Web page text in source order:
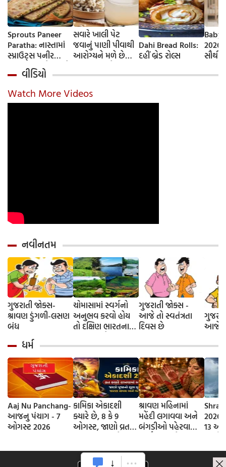
Sprouts Paneer
Paratha: નાસ્તામાં
સ્પ્રાઉટ્સ પનીર
પરાઠા બનાવો, તમને
પ્રોટીનનો ડબલ ડોઝ
મળશે
સવારે ખાલી પેટ
જવાનું પાણી પીવાથી
આરોગ્યને મળે છે
જાણીએ તેના ફાયદા
અને ઉપયોગ કરવાની
યોગ્ય રીત
Dahi Bread Rolls:
દહીં બ્રેડ રોલ્સ
Baby
વીડિયો
Watch More Videos
નવીનતમ
ગુજરાતી જોક્સ-
શ્રાવણ ડુંગળી-લસણ
બંધ
ચોમાસામાં સ્વર્ગનો
અનુભવ કરવો હોય
તો દક્ષિણ ભારતના
મુલાકાત લો
ગુજરાતી જોક્સ -
આજે તો સ્વતંત્રતા
દિવસ છે
આજે
ધર્મ
Aaj Nu Panchang-
આજનુ પંચાગ - 7
ઓગસ્ટ 2026
કામિકા એકાદશી
ક્યારે છે, 8 કે 9
ઓગસ્ટ, જાણો વ્રતની
ભગવાન વિષ્ણુની
પૂજાનું શુભ મુહૂર્ત
શ્રાવણ મહિનામાં
મહેંદી લગાવવા અને
બંગડીઓ પહેરવાના
2026
13